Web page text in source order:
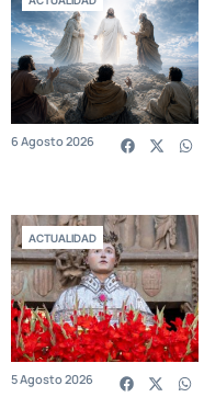
6 Agosto 2026
ACTUALIDAD
5 Agosto 2026